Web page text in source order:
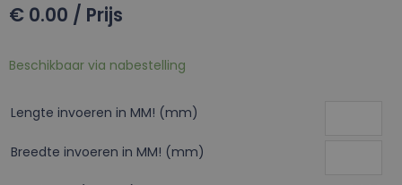
€ 0.00 / Prijs
Beschikbaar via nabestelling
Lengte invoeren in MM! (mm)
Breedte invoeren in MM! (mm)